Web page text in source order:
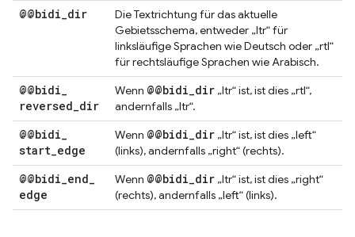
@@bidi dir
Die Textrichtung für das aktuelle
Gebietsschema, entweder „ltr“ für
linksläufige Sprachen wie Deutsch oder „rtl“
für rechtsläufige Sprachen wie Arabisch.
@@bidi
reversed dir
Wenn @@bidi dir „ltr“ ist, ist dies „rtl“,
andernfalls „ltr“.
@@bidi
start edge
Wenn @@bidi dir „ltr“ ist, ist dies „left“
(links), andernfalls „right“ (rechts).
@@bidi end
edge
Wenn @@bidi dir „ltr“ ist, ist dies „right“
(rechts), andernfalls „left“ (links).